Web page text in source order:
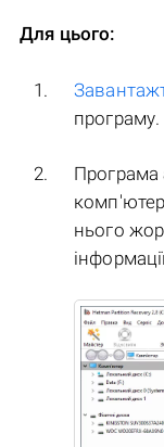
Для цього:
програму.
Програма
комп'ютер
нього